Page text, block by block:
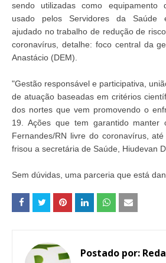
sendo utilizadas como equipamento
usado pelos Servidores da Saúde
ajudado no trabalho de redução de
coronavírus, detalhe: foco central da
Anastácio (DEM).
"Gestão responsável e participativa,
de atuação baseadas em critérios
dos nortes que vem promovendo o
19. Ações que tem garantido manter
Fernandes/RN livre do coronavírus,
frisou a secretária de Saúde, Hiudevan
Sem dúvidas, uma parceria que está
Postado por: